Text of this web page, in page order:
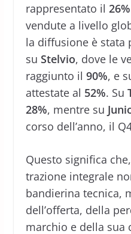
rappresentato il 26%
vendute a livello
la diffusione è stata
su Stelvio, dove le
raggiunto il 90%, e
attestate al 52%. Su
28%, mentre su
corso dell’anno, il
Questo significa
trazione integrale
bandierina tecnica,
dell’offerta, della
marchio e della sua